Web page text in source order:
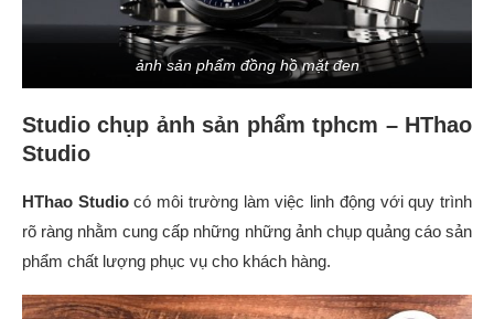
ảnh sản phẩm đồng hồ mặt đen
Studio chụp ảnh sản phẩm tphcm – HThao
Studio
HThao Studiocó môi trường làm việc linh động với quy trình
rõ ràng nhằm cung cấp những những ảnh chụp quảng cáo sản
phẩm chất lượng phục vụ cho khách hàng.